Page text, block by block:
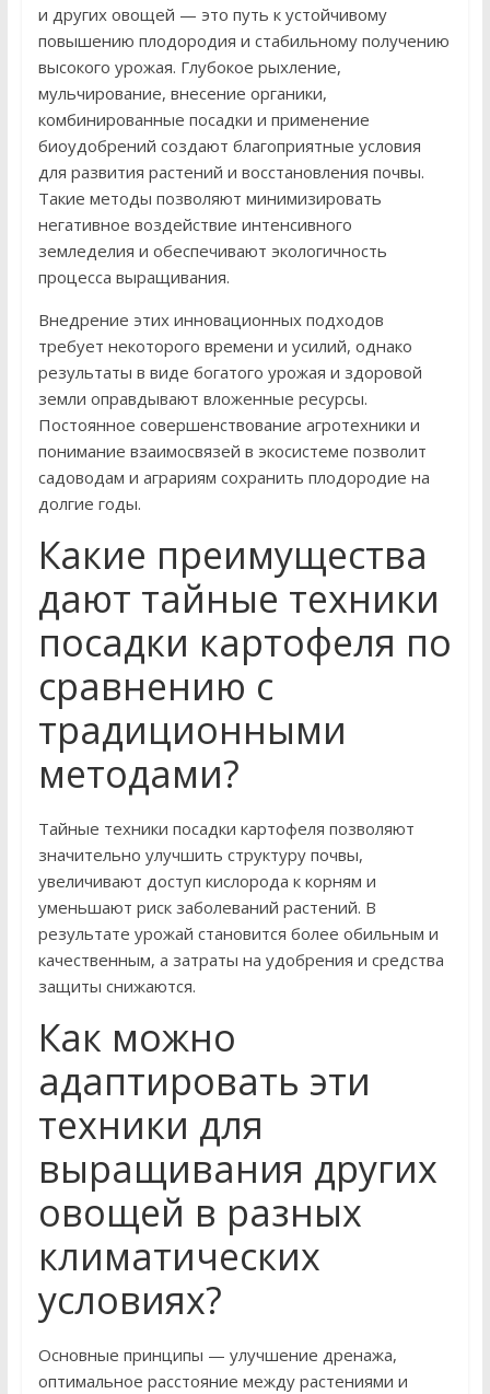
и других овощей — это путь к устойчивому
повышению плодородия и стабильному получению
высокого урожая. Глубокое рыхление,
мульчирование, внесение органики,
комбинированные посадки и применение
биоудобрений создают благоприятные условия
для развития растений и восстановления почвы.
Такие методы позволяют минимизировать
негативное воздействие интенсивного
земледелия и обеспечивают экологичность
процесса выращивания.
Внедрение этих инновационных подходов
требует некоторого времени и усилий, однако
результаты в виде богатого урожая и здоровой
земли оправдывают вложенные ресурсы.
Постоянное совершенствование агротехники и
понимание взаимосвязей в экосистеме позволит
садоводам и аграриям сохранить плодородие на
долгие годы.
Какие преимущества
дают тайные техники
посадки картофеля по
сравнению с
традиционными
методами?
Тайные техники посадки картофеля позволяют
значительно улучшить структуру почвы,
увеличивают доступ кислорода к корням и
уменьшают риск заболеваний растений. В
результате урожай становится более обильным и
качественным, а затраты на удобрения и средства
защиты снижаются.
Как можно
адаптировать эти
техники для
выращивания других
овощей в разных
климатических
условиях?
Основные принципы — улучшение дренажа,
оптимальное расстояние между растениями и